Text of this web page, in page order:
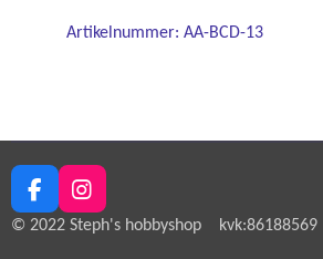
Artikelnummer: AA-BCD-13
F
a
I
n
© 2022 Steph's hobbyshop kvk:86188569